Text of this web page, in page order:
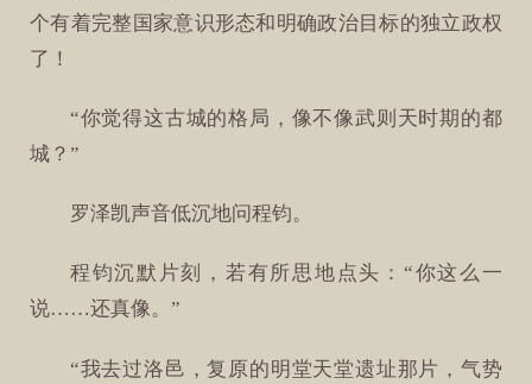
个有着完整国家意识形态和明确政治目标的独立政权
了！
“你觉得这古城的格局，像不像武则天时期的都
城？”
罗泽凯声音低沉地问程钧。
程钧沉默片刻，若有所思地点头：“你这么一
说……还真像。”
“我去过洛邑，复原的明堂天堂遗址那片，气势